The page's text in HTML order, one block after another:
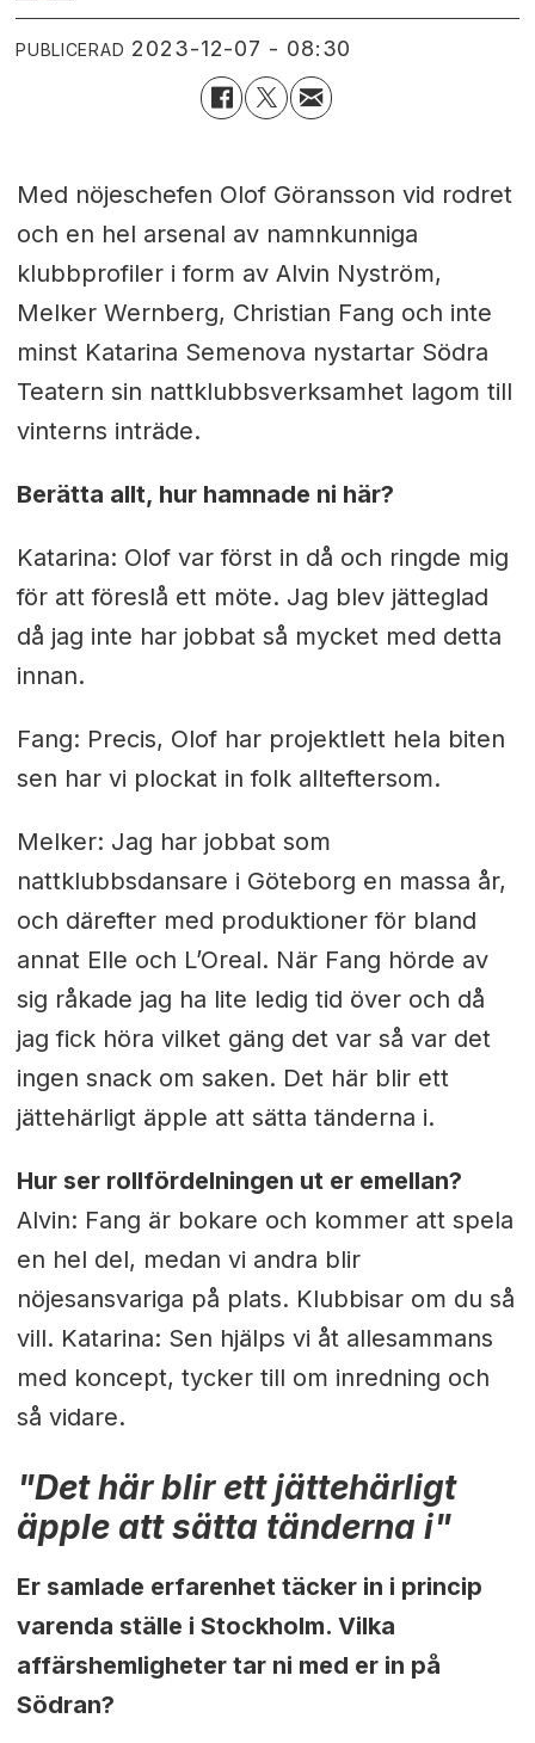
PUBLICERAD 2023-12-07 - 08:30
Med nöjeschefen Olof Göransson vid rodret
och en hel arsenal av namnkunniga
klubbprofiler i form av Alvin Nyström,
Melker Wernberg, Christian Fang och inte
minst Katarina Semenova nystartar Södra
Teatern sin nattklubbsverksamhet lagom till
vinterns inträde.
Berätta allt, hur hamnade ni här?
Katarina: Olof var först in då och ringde mig
för att föreslå ett möte. Jag blev jätteglad
då jag inte har jobbat så mycket med detta
innan.
Fang: Precis, Olof har projektlett hela biten
sen har vi plockat in folk allteftersom.
Melker: Jag har jobbat som
nattklubbsdansare i Göteborg en massa år,
och därefter med produktioner för bland
annat Elle och L’Oreal. När Fang hörde av
sig råkade jag ha lite ledig tid över och då
jag fick höra vilket gäng det var så var det
ingen snack om saken. Det här blir ett
jättehärligt äpple att sätta tänderna i.
Hur ser rollfördelningen ut er emellan?
Alvin: Fang är bokare och kommer att spela
en hel del, medan vi andra blir
nöjesansvariga på plats. Klubbisar om du så
vill. Katarina: Sen hjälps vi åt allesammans
med koncept, tycker till om inredning och
så vidare.
"Det här blir ett jättehärligt
äpple att sätta tänderna i"
Er samlade erfarenhet täcker in i princip
varenda ställe i Stockholm. Vilka
affärshemligheter tar ni med er in på
Södran?